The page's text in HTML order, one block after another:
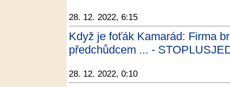
28. 12. 2022, 6:15
Když je foťák Kamarád: Firma
předchůdcem ... -
28. 12. 2022, 0:10